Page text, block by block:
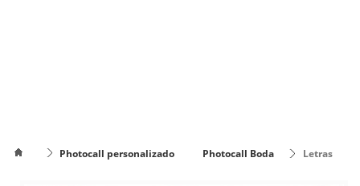
Photocall personalizado Photocall Boda
Letras